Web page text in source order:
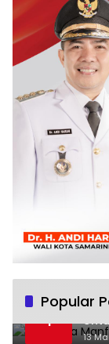
Popular
1
13